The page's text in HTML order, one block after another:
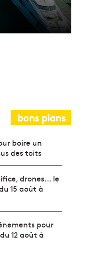
bons plans
boire un
des toits
drones… le
15 août à
pour
12 août à